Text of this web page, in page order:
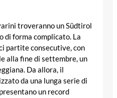
troveranno un Südtirol
di forma complicato. La
partite consecutive, con
alla fine di settembre, un
Da allora, il
da una lunga serie di
un record